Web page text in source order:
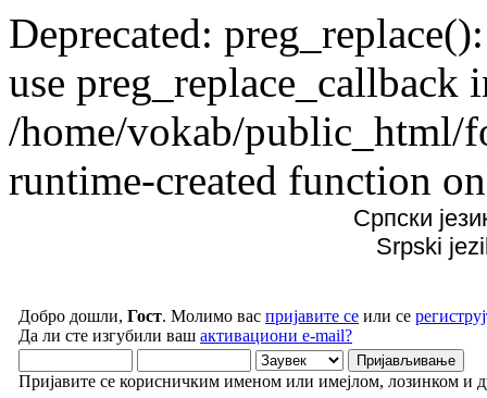
Deprecated:
use preg_replace_callback
/home/vokab/public_html/
runtime-created function
Српски
Srpski
Добро дошли, Гост. Молимо вас пријавите се или се
Да ли сте изгубили ваш активациони e-mail?
Пријавите се корисничким именом или имејлом, лозинком и